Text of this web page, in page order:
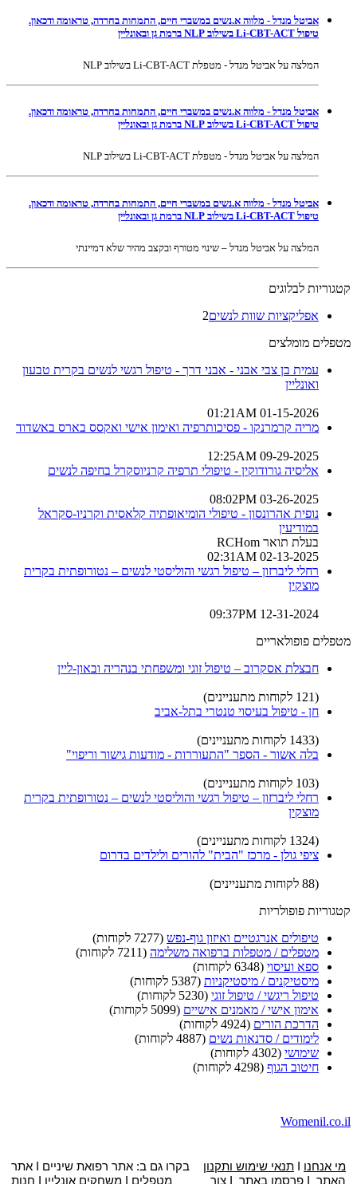
אביטל מנדל - מלווה א.נשים במשברי חיים, התמחות בחרדה, טראומה ודכאון.
טיפול Li-CBT-ACT בשילוב NLP ברמת גן ובאונליין
המלצה על אביטל מנדל - מטפלת Li-CBT-ACT בשילוב NLP
אביטל מנדל - מלווה א.נשים במשברי חיים, התמחות בחרדה, טראומה ודכאון.
טיפול Li-CBT-ACT בשילוב NLP ברמת גן ובאונליין
המלצה על אביטל מנדל - מטפלת Li-CBT-ACT בשילוב NLP
אביטל מנדל - מלווה א.נשים במשברי חיים, התמחות בחרדה, טראומה ודכאון.
טיפול Li-CBT-ACT בשילוב NLP ברמת גן ובאונליין
המלצה על אביטל מנדל – שינוי מטורף ובקצב מהיר שלא דמיינתי
קטגוריות לבלוגים
אפליקציות שוות לנשים2
מטפלים מומלצים
עמית בן צבי אבני - אבני דרך - טיפול רגשי לנשים בקרית טבעון
ואונליין
01-15-2026 01:21AM
מריה קרמרנקו - פסיכותרפיה ואימון אישי ואקסס בארס באשדוד
09-29-2025 12:25AM
אליסיה גורודוקין - טיפולי תרפיה קרניוסקרל בחיפה לנשים
03-26-2025 08:02PM
נופית אהרונסון - טיפולי הומיאופתיה קלאסית וקרניו-סקראל
במודיעין
בעלת תואר RCHom
02-13-2025 02:31AM
רחלי ליברזון – טיפול רגשי והוליסטי לנשים – נטורופתית בקרית
מוצקין
12-31-2024 09:37PM
מטפלים פופולאריים
חבצלת אסקרוב – טיפול זוגי ומשפחתי בנהריה ובאון-ליין
(121 לקוחות מתעניינים)
חן - טיפול בעיסוי טנטרי בתל-אביב
(1433 לקוחות מתעניינים)
בלה אשור - הספר "התעוררות - מודעות גישור וריפוי"
(103 לקוחות מתעניינים)
רחלי ליברזון – טיפול רגשי והוליסטי לנשים – נטורופתית בקרית
מוצקין
(1324 לקוחות מתעניינים)
ציפי גולן - מרכז "הבית" להורים ולילדים בדרום
(88 לקוחות מתעניינים)
קטגוריות פופולריות
טיפולים אנרגטיים ואיזון גוף-נפש (7277 לקוחות)
מטפלים / מטפלות ברפואה משלימה (7211 לקוחות)
ספא ועיסוי (6348 לקוחות)
מיסטיקנים / מיסטיקניות (5387 לקוחות)
טיפול ריגשי / טיפול זוגי (5230 לקוחות)
אימון אישי / מאמנים אישיים (5099 לקוחות)
הדרכת הורים (4924 לקוחות)
לימודים / סדנאות נשים (4887 לקוחות)
שימושי (4302 לקוחות)
חיטוב הגוף (4298 לקוחות)
Womenil.co.il
מי אנחנו
תנאי שימוש ותקנון
האתר
פרסמו באתר צור
בקרו גם ב: אתר רפואת שיניים
אתר
מטפלים
משחקים אונליין חנות